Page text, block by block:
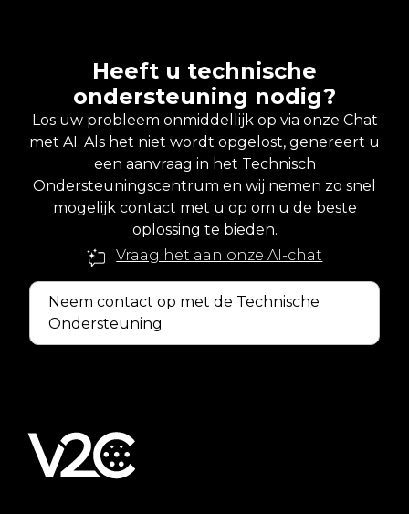
Heeft u technische
ondersteuning nodig?
Los uw probleem onmiddellijk op via onze Chat
met AI. Als het niet wordt opgelost, genereert u
een aanvraag in het Technisch
Ondersteuningscentrum en wij nemen zo snel
mogelijk contact met u op om u de beste
oplossing te bieden.
Vraag het aan onze AI-chat
Neem contact op met de Technische
Ondersteuning